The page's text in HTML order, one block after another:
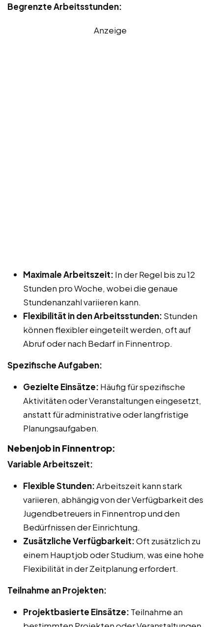
Begrenzte Arbeitsstunden:
Anzeige
Maximale Arbeitszeit: In der Regel bis zu 12
Stunden pro Woche, wobei die genaue
Stundenanzahl variieren kann.
Flexibilität in den Arbeitsstunden: Stunden
können flexibler eingeteilt werden, oft auf
Abruf oder nach Bedarf in Finnentrop.
Spezifische Aufgaben:
Gezielte Einsätze: Häufig für spezifische
Aktivitäten oder Veranstaltungen eingesetzt,
anstatt für administrative oder langfristige
Planungsaufgaben.
Nebenjob in Finnentrop:
Variable Arbeitszeit:
Flexible Stunden:Arbeitszeit kann stark
variieren, abhängig von der Verfügbarkeit des
Jugendbetreuers in Finnentrop und den
Bedürfnissen der Einrichtung.
Zusätzliche Verfügbarkeit:Oft zusätzlich zu
einem Hauptjob oder Studium, was eine hohe
Flexibilität in der Zeitplanung erfordert.
Teilnahme an Projekten:
Projektbasierte Einsätze: Teilnahme an